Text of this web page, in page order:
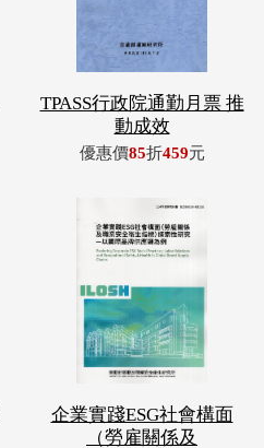
TPASS行政院通勤月票 推
動成效
優惠價85折459元
企業實踐ESG社會構面
（勞雇關係及